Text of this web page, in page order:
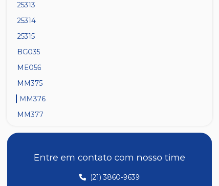
25313
25314
25315
BG035
ME056
MM375
MM376
MM377
Entre em contato com nosso time
(21) 3860-9639